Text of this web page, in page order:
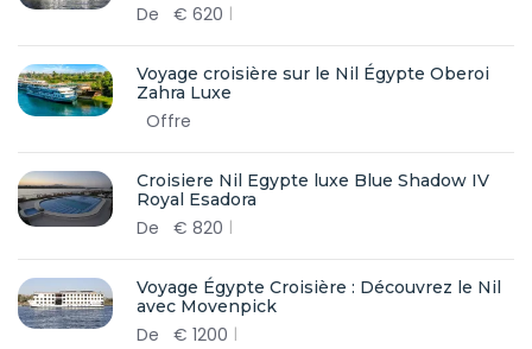
De € 620
Voyage croisière sur le Nil Égypte Oberoi
Zahra Luxe
Offre
Croisiere Nil Egypte luxe Blue Shadow IV
Royal Esadora
De € 820
Voyage Égypte Croisière : Découvrez le Nil
avec Movenpick
De € 1200